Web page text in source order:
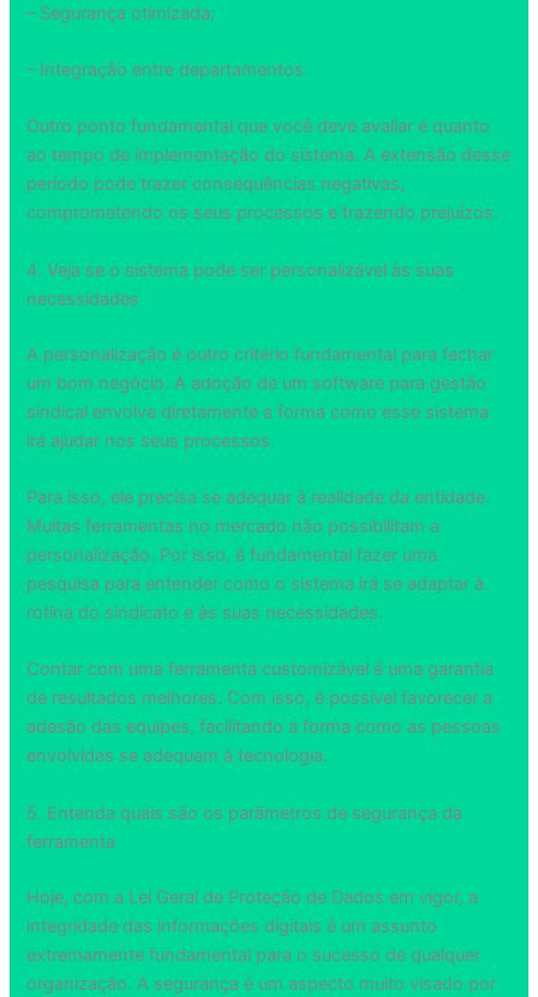
– Segurança otimizada;
– Integração entre departamentos.
Outro ponto fundamental que você deve avaliar é quanto
ao tempo de implementação do sistema. A extensão desse
período pode trazer consequências negativas,
comprometendo os seus processos e trazendo prejuízos.
4. Veja se o sistema pode ser personalizável às suas
necessidades
A personalização é outro critério fundamental para fechar
um bom negócio. A adoção de um software para gestão
sindical envolve diretamente a forma como esse sistema
irá ajudar nos seus processos.
Para isso, ele precisa se adequar à realidade da entidade.
Muitas ferramentas no mercado não possibilitam a
personalização. Por isso, é fundamental fazer uma
pesquisa para entender como o sistema irá se adaptar à
rotina do sindicato e às suas necessidades.
Contar com uma ferramenta customizável é uma garantia
de resultados melhores. Com isso, é possível favorecer a
adesão das equipes, facilitando a forma como as pessoas
envolvidas se adequam à tecnologia.
5. Entenda quais são os parâmetros de segurança da
ferramenta
Hoje, com a Lei Geral de Proteção de Dados em vigor, a
integridade das informações digitais é um assunto
extremamente fundamental para o sucesso de qualquer
organização. A segurança é um aspecto muito visado por